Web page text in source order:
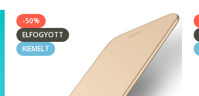
-50%
ELFOGYOTT
KIEMELT